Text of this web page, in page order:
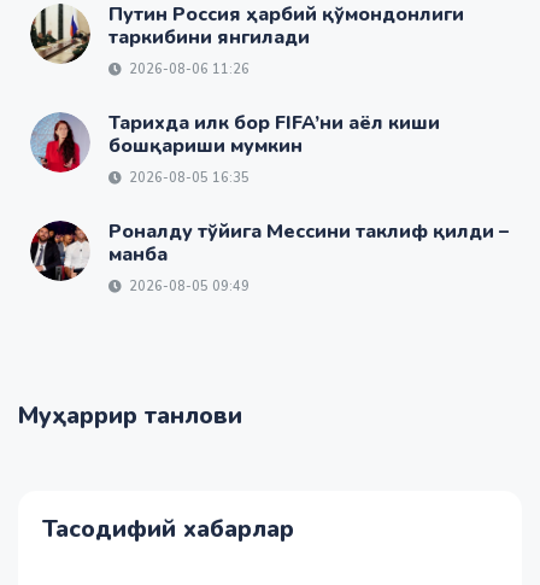
Путин Россия ҳарбий қўмондонлиги
таркибини янгилади
2026-08-06 11:26
Тарихда илк бор FIFA’ни аёл киши
бошқариши мумкин
2026-08-05 16:35
Роналду тўйига Мессини таклиф қилди –
манба
2026-08-05 09:49
Муҳаррир танлови
Тасодифий хабарлар